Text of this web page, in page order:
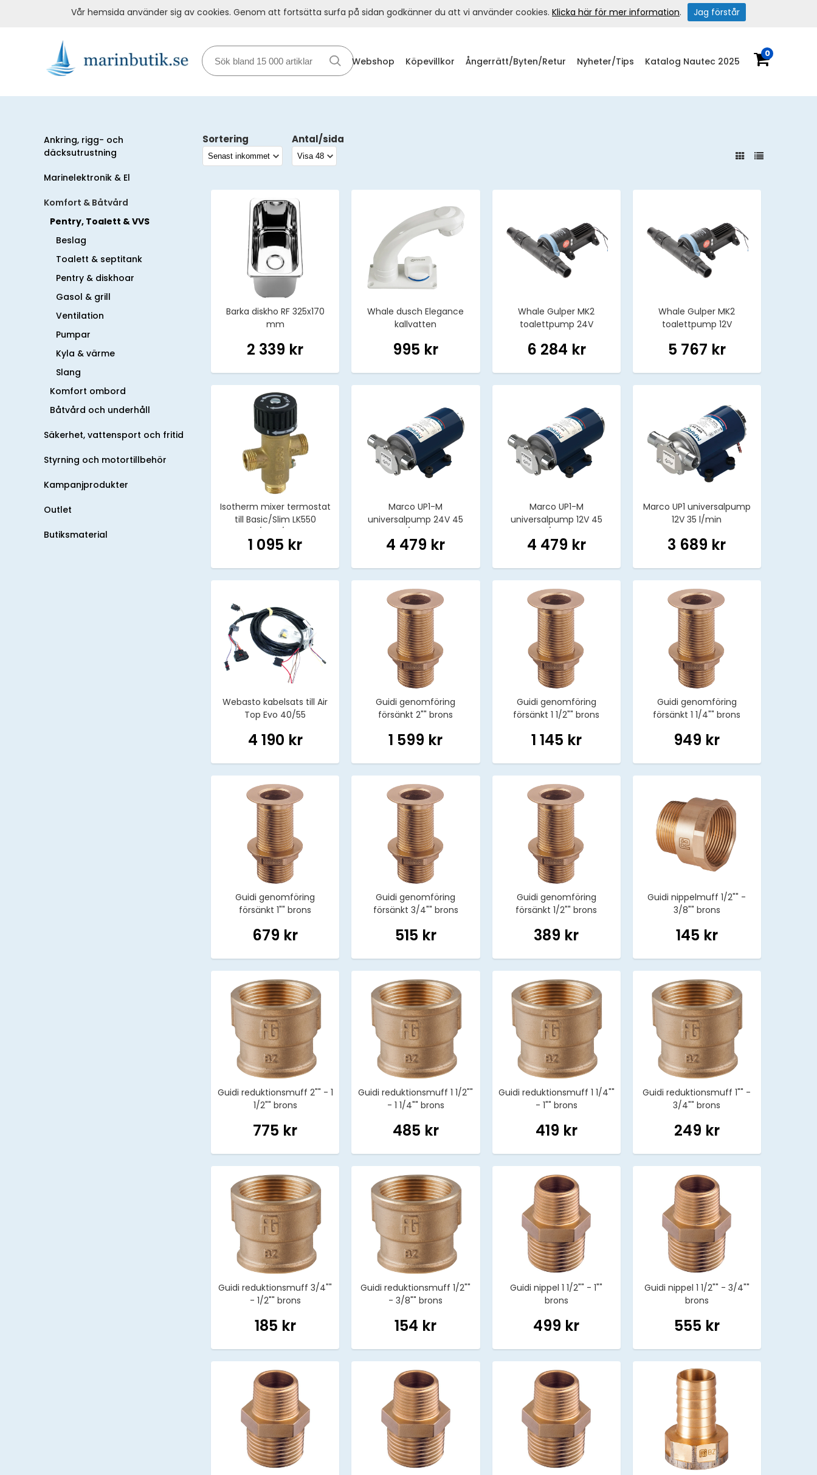
0
Webshop Köpevillkor Ångerrätt/Byten/Retur Nyheter/Tips Katalog Nautec 2025
Ankring, rigg- och
däcksutrustning
Marinelektronik & El
Komfort & Båtvård
Pentry, Toalett & VVS
Beslag
Toalett & septitank
Pentry & diskhoar
Gasol & grill
Ventilation
Pumpar
Kyla & värme
Slang
Komfort ombord
Båtvård och underhåll
Säkerhet, vattensport och fritid
Styrning och motortillbehör
Kampanjprodukter
Outlet
Butiksmaterial
Sortering Antal/sida
Barka diskho RF 325x170
mm
2 339 kr
Whale dusch Elegance
kallvatten
995 kr
Whale Gulper MK2
toalettpump 24V
6 284 kr
Whale Gulper MK2
toalettpump 12V
5 767 kr
Isotherm mixer termostat
till Basic/Slim LK550
1 095 kr
Marco UP1-M
universalpump 24V 45
4 479 kr
Marco UP1-M
universalpump 12V 45
4 479 kr
Marco UP1 universalpump
12V 35 l/min
3 689 kr
Webasto kabelsats till Air
Top Evo 40/55
4 190 kr
Guidi genomföring
försänkt 2"" brons
1 599 kr
Guidi genomföring
försänkt 1 1/2"" brons
1 145 kr
Guidi genomföring
försänkt 1 1/4"" brons
949 kr
Guidi genomföring
försänkt 1"" brons
679 kr
Guidi genomföring
försänkt 3/4"" brons
515 kr
Guidi genomföring
försänkt 1/2"" brons
389 kr
Guidi nippelmuff 1/2"" -
3/8"" brons
145 kr
Guidi reduktionsmuff 2"" - 1
1/2"" brons
775 kr
Guidi reduktionsmuff 1 1/2""
- 1 1/4"" brons
485 kr
Guidi reduktionsmuff 1 1/4""
- 1"" brons
419 kr
Guidi reduktionsmuff 1"" -
3/4"" brons
249 kr
Guidi reduktionsmuff 3/4""
- 1/2"" brons
185 kr
Guidi reduktionsmuff 1/2""
- 3/8"" brons
154 kr
Guidi nippel 1 1/2"" - 1""
brons
499 kr
Guidi nippel 1 1/2"" - 3/4""
brons
555 kr
Vår hemsida använder sig av cookies. Genom att fortsätta surfa på sidan godkänner du att vi använder cookies. Klicka här för mer information. Jag förstår